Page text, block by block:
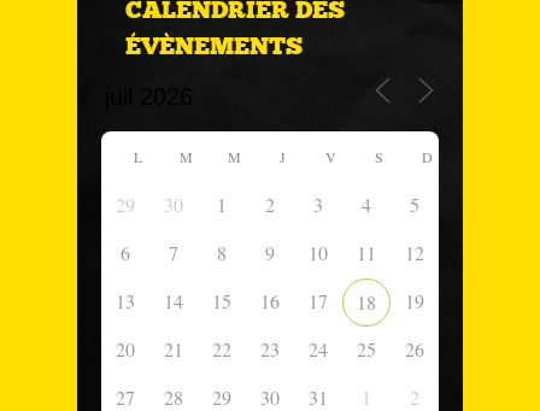
CALENDRIER DES
ÉVÈNEMENTS
L M M J V S D
29 30 1 2 3 4
5
6
7 8 9 10 11
12
13
14 15 16 17 18
19
20
21 22 23 24 25
26
27
28 29 30 31 1 2